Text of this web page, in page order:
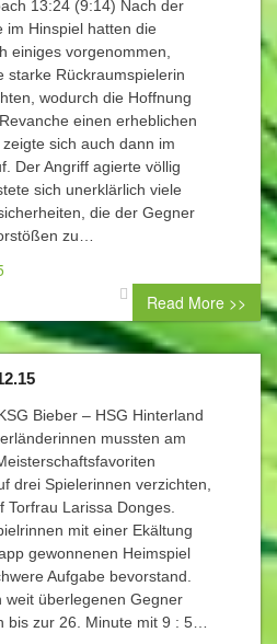
13:24 (9:14) Nach der
im Hinspiel hatten die
einiges vorgenommen,
starke Rückraumspielerin
wodurch die Hoffnung
einen erheblichen
sich auch dann im
Der Angriff agierte völlig
sich unerklärlich viele
die der Gegner
zu…
0 comment
Read More >>
Bieber – HSG Hinterland
mussten am
drei Spielerinnen verzichten,
Larissa Donges.
mit einer Ekältung
gewonnenen Heimspiel
Aufgabe bevorstand.
weit überlegenen Gegner
bis zur 26. Minute mit 9 : 5…